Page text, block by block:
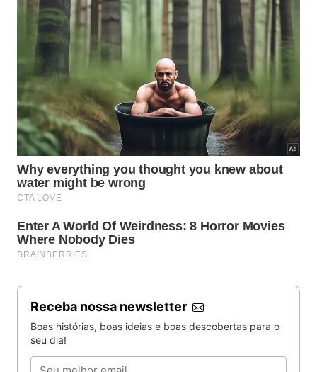
Receba nossa newsletter
Boas histórias, boas ideias e boas descobertas para o
seu dia!
Email